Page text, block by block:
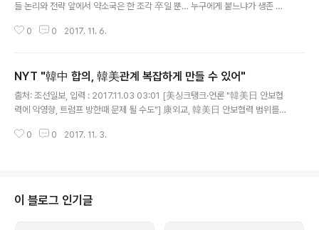
들 논리와 전략 앞에서 약소국은 한 조각 卒일 뿐… 누구에게 붙느냐가 생존 좌
하는 것이 우리가 살 길 한반도에 '전쟁과 평화'의 위기가 닥쳐올 ..
0 0 2017. 11. 6.
NYT "韓中 합의, 韓美관계 복잡하게 만들 수 있어"
출처: 조선일보, 입력 : 2017.11.03 03:01 [美싱크탱크·언론 "韓美日 안보협
력에 악영향, 트럼프 방한때 문제 될 수도"] 康외교, 韓美日 안보협력 범위를
중계약' 논란 일 수도 靑, 미국과 긴밀 협의했다지만… 美..
0 0 2017. 11. 3.
이 블로그 인기글